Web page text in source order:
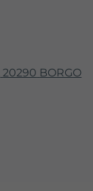
20290 BORGO